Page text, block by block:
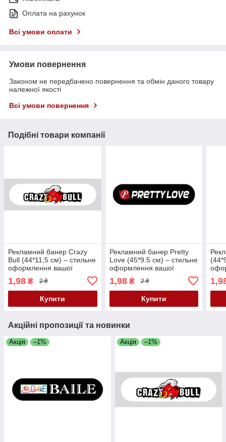
Оплата на рахунок
Всі умови оплати
Умови повернення
Законом не передбачено повернення та обмін даного товару
належної якості
Всі умови повернення
Подібні товари компанії
Рекламний банер Crazy
Bull (44*11,5 см) – стильне
оформлення вашої
1,98 ₴ 2 ₴
Купити
Рекламний банер Pretty
Love (45*9.5 см) – стильне
оформлення вашої
1,98₴ 2 ₴
Купити
Акційні пропозиції та новинки
Акція –1% Акція –1%